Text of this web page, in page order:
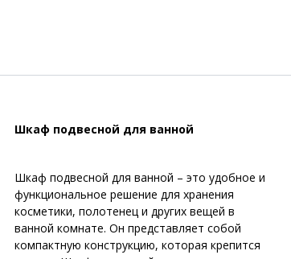
Шкаф подвесной для ванной
Шкаф подвесной для ванной – это удобное и
функциональное решение для хранения
косметики, полотенец и других вещей в
ванной комнате. Он представляет собой
компактную конструкцию, которая крепится